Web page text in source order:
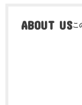
ABOUT US